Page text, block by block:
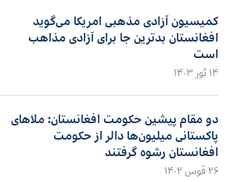
کمیسیون آزادی مذهبی امریکا می‌گوید
افغانستان بدترین جا برای آزادی مذاهب
است
۱۴ ثور ۱۴۰۳
دو مقام پیشین حکومت افغانستان: ملاهای
پاکستانی میلیون‌ها دالر از حکومت
افغانستان رشوه گرفتند
۲۶ قوس ۱۴۰۲